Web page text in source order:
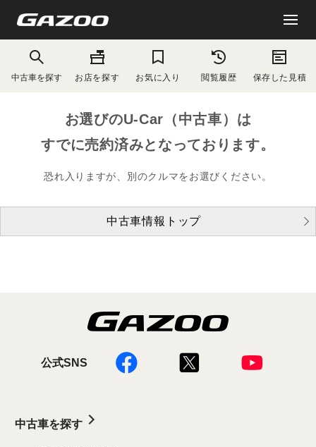
中古車を探す お店を探す お気に入り 閲覧履歴 保存した見積
お選びのU-Car（中古車）は
すでに売約済みとなっております。
恐れ入りますが、別のクルマをお選びください。
中古車情報トップ
公式SNS
中古車を探す